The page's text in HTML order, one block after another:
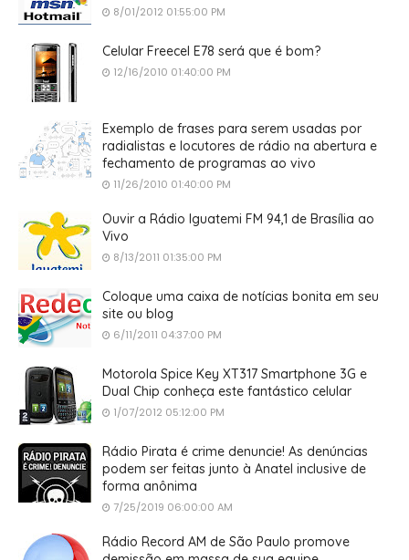
8/01/2012 01:55:00 PM
Celular Freecel E78 será que é bom?
12/16/2010 01:40:00 PM
Exemplo de frases para serem usadas por
radialistas e locutores de rádio na abertura e
fechamento de programas ao vivo
11/26/2010 01:40:00 PM
Ouvir a Rádio Iguatemi FM 94,1 de Brasília ao
Vivo
8/13/2011 01:35:00 PM
Coloque uma caixa de notícias bonita em seu
site ou blog
6/11/2011 04:37:00 PM
Motorola Spice Key XT317 Smartphone 3G e
Dual Chip conheça este fantástico celular
1/07/2012 05:12:00 PM
Rádio Pirata é crime denuncie! As denúncias
podem ser feitas junto à Anatel inclusive de
forma anônima
7/25/2019 06:00:00 AM
Rádio Record AM de São Paulo promove